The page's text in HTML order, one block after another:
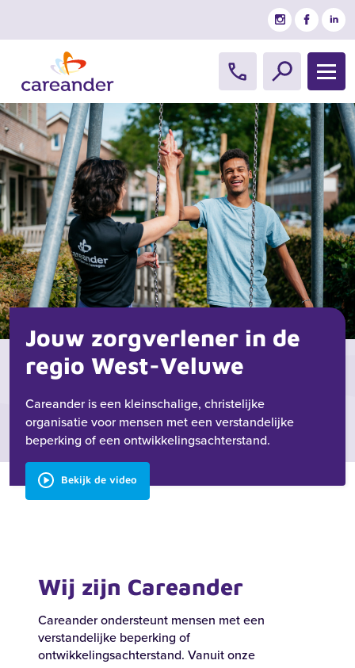
Jouw zorgverlener in de
regio West-Veluwe
Careander is een kleinschalige, christelijke
organisatie voor mensen met een verstandelijke
beperking of een ontwikkelingsachterstand.
Bekijk de video
Wij zijn Careander
Careander ondersteunt mensen met een
verstandelijke beperking of
ontwikkelingsachterstand. Vanuit onze